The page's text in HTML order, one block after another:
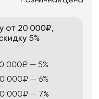
от 20 000₽,
5%
000₽ — 5%
000₽ — 6%
000₽ — 7%